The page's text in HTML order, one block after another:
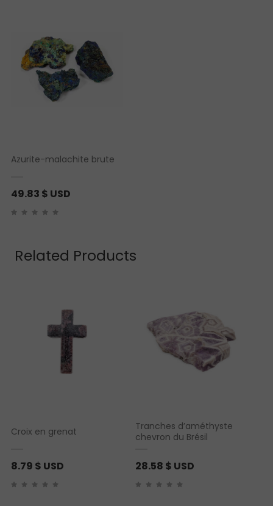
Azurite-malachite brute
49.83 $ USD
Related Products
Croix en grenat
8.79 $ USD
Tranches d’améthyste
chevron du Brésil
28.58 $ USD